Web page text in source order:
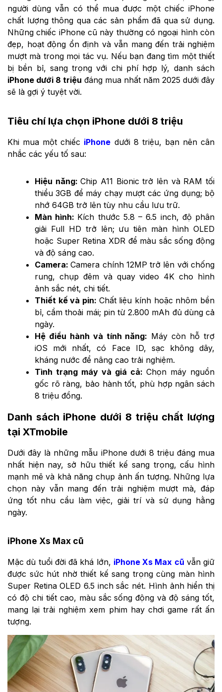
người dùng vẫn có thể mua được một chiếc iPhone
chất lượng thông qua các sản phẩm đã qua sử dụng.
Những chiếc iPhone cũ này thường có ngoại hình còn
đẹp, hoạt động ổn định và vẫn mang đến trải nghiệm
mượt mà trong mọi tác vụ. Nếu bạn đang tìm một thiết
bị bền bỉ, sang trọng với chi phí hợp lý, danh sách
iPhone dưới 8 triệu đáng mua nhất năm 2025 dưới đây
sẽ là gợi ý tuyệt vời.
Tiêu chí lựa chọn iPhone dưới 8 triệu
Khi mua một chiếc iPhone dưới 8 triệu, bạn nên cân
nhắc các yếu tố sau:
Hiệu năng:Chip A11 Bionic trở lên và RAM tối
thiểu 3GB để máy chạy mượt các ứng dụng; bộ
nhớ 64GB trở lên tùy nhu cầu lưu trữ.
Màn hình: Kích thước 5.8 – 6.5 inch, độ phân
giải Full HD trở lên; ưu tiên màn hình OLED
hoặc Super Retina XDR để màu sắc sống động
và độ sáng cao.
Camera:Camera chính 12MP trở lên với chống
rung, chụp đêm và quay video 4K cho hình
ảnh sắc nét, chi tiết.
Thiết kế và pin: Chất liệu kính hoặc nhôm bền
bỉ, cầm thoải mái; pin từ 2.800 mAh đủ dùng cả
ngày.
Hệ điều hành và tính năng: Máy còn hỗ trợ
iOS mới nhất, có Face ID, sạc không dây,
kháng nước để nâng cao trải nghiệm.
Tình trạng máy và giá cả: Chọn máy nguồn
gốc rõ ràng, bảo hành tốt, phù hợp ngân sách
8 triệu đồng.
Danh sách iPhone dưới 8 triệu chất lượng
tại XTmobile
Dưới đây là những mẫu iPhone dưới 8 triệu đáng mua
nhất hiện nay, sở hữu thiết kế sang trọng, cấu hình
mạnh mẽ và khả năng chụp ảnh ấn tượng. Những lựa
chọn này vẫn mang đến trải nghiệm mượt mà, đáp
ứng tốt nhu cầu làm việc, giải trí và sử dụng hằng
ngày.
iPhone Xs Max cũ
Mặc dù tuổi đời đã khá lớn, iPhone Xs Max cũ vẫn giữ
được sức hút nhờ thiết kế sang trọng cùng màn hình
Super Retina OLED 6.5 inch sắc nét. Hình ảnh hiển thị
có độ chi tiết cao, màu sắc sống động và độ sáng tốt,
mang lại trải nghiệm xem phim hay chơi game rất ấn
tượng.